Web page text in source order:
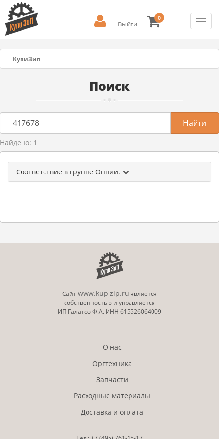
Выйти
0
КупиЗип
Поиск
Найдено: 1
Соответствие в группе Опции:
Сайтwww.kupizip.ru является
собственностью и управляется
ИП Галатов Ф.А. ИНН 615526064009
О нас
Оргтехника
Запчасти
Расходные материалы
Доставка и оплата